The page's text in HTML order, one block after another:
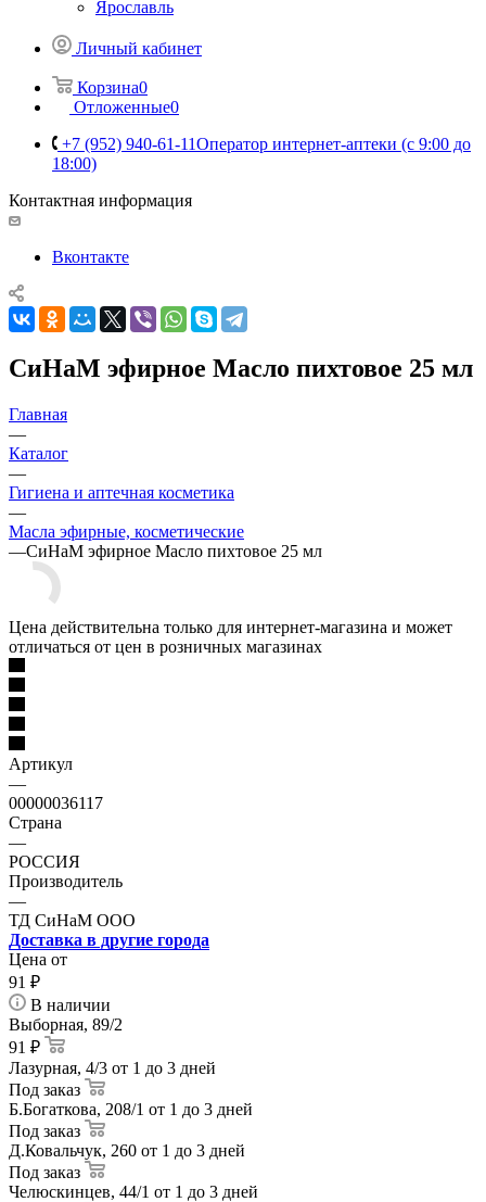
Ярославль
Личный кабинет
Корзина0
Отложенные0
+7 (952) 940-61-11Оператор интернет-аптеки (с 9:00 до
18:00)
Контактная информация
Вконтакте
СиНаМ эфирное Масло пихтовое 25 мл
Главная
—
Каталог
—
Гигиена и аптечная косметика
—
Масла эфирные, косметические
—СиНаМ эфирное Масло пихтовое 25 мл
Цена действительна только для интернет-магазина и может
отличаться от цен в розничных магазинах
Артикул
—
00000036117
Страна
—
РОССИЯ
Производитель
—
ТД СиНаМ ООО
Доставка в другие города
Цена от
91 ₽
В наличии
Выборная, 89/2
91 ₽
Лазурная, 4/3 от 1 до 3 дней
Под заказ
Б.Богаткова, 208/1 от 1 до 3 дней
Под заказ
Д.Ковальчук, 260 от 1 до 3 дней
Под заказ
Челюскинцев, 44/1 от 1 до 3 дней